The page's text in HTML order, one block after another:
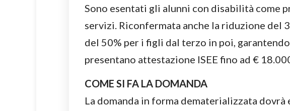
Sono esentati gli alunni con disabilità come
servizi. Riconfermata anche la riduzione del
del 50% per i figli dal terzo in poi,
presentano attestazione ISEE fino ad €
COME SI FA LA DOMANDA
La domanda in forma dematerializzata dovrà